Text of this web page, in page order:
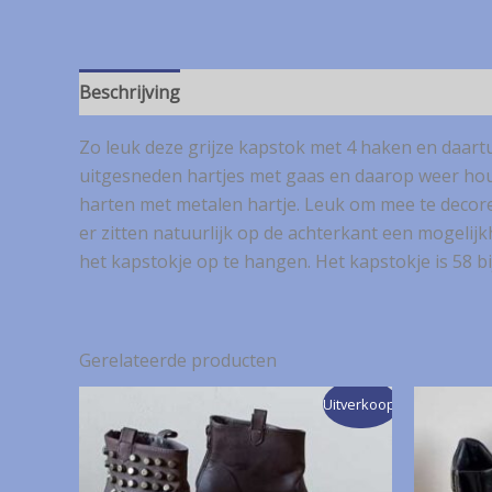
Beschrijving
Zo leuk deze grijze kapstok met 4 haken en
uitgesneden hartjes met gaas en daarop weer
harten met metalen hartje. Leuk om mee te
er zitten natuurlijk op de achterkant een
het kapstokje op te hangen. Het kapstokje is 58
Gerelateerde producten
Uitverkoop!